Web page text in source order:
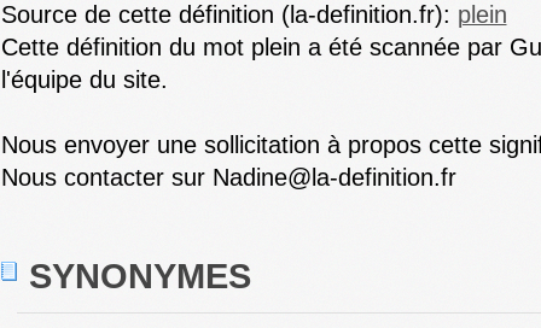
Source de cette définition (la-definition.fr): plein
Cette définition du mot plein a été scannée par
l'équipe du site.
Nous envoyer une sollicitation à propos cette
Nous contacter sur Nadine@la-definition.fr
SYNONYMES